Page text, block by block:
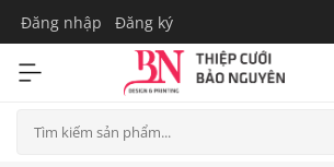
Đăng nhập Đăng ký